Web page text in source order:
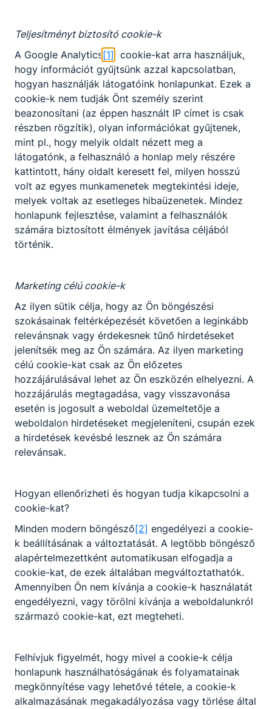
Teljesítményt biztosító cookie-k
A Google Analytics [1] cookie-kat arra használjuk,
hogy információt gyűjtsünk azzal kapcsolatban,
hogyan használják látogatóink honlapunkat. Ezek a
cookie-k nem tudják Önt személy szerint
beazonosítani (az éppen használt IP címet is csak
részben rögzítik), olyan információkat gyűjtenek,
mint pl., hogy melyik oldalt nézett meg a
látogatónk, a felhasználó a honlap mely részére
kattintott, hány oldalt keresett fel, milyen hosszú
volt az egyes munkamenetek megtekintési ideje,
melyek voltak az esetleges hibaüzenetek. Mindez
honlapunk fejlesztése, valamint a felhasználók
számára biztosított élmények javítása céljából
történik.
Marketing célú cookie-k
Az ilyen sütik célja, hogy az Ön böngészési
szokásainak feltérképezését követően a leginkább
relevánsnak vagy érdekesnek tűnő hirdetéseket
jelenítsék meg az Ön számára. Az ilyen marketing
célú cookie-kat csak az Ön előzetes
hozzájárulásával lehet az Ön eszközén elhelyezni. A
hozzájárulás megtagadása, vagy visszavonása
esetén is jogosult a weboldal üzemeltetője a
weboldalon hirdetéseket megjeleníteni, csupán ezek
a hirdetések kevésbé lesznek az Ön számára
relevánsak.
Hogyan ellenőrizheti és hogyan tudja kikapcsolni a
cookie-kat?
Minden modern böngésző[2] engedélyezi a cookie-
k beállításának a változtatását. A legtöbb böngésző
alapértelmezettként automatikusan elfogadja a
cookie-kat, de ezek általában megváltoztathatók.
Amennyiben Ön nem kívánja a cookie-k használatát
engedélyezni, vagy törölni kívánja a weboldalunkról
származó cookie-kat, ezt megteheti.
Felhívjuk figyelmét, hogy mivel a cookie-k célja
honlapunk használhatóságának és folyamatainak
megkönnyítése vagy lehetővé tétele, a cookie-k
alkalmazásának megakadályozása vagy törlése által